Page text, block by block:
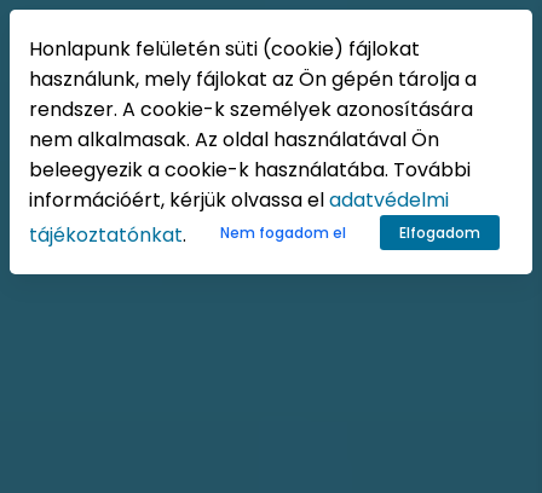
HU
Honlapunk felületén süti (cookie) fájlokat
használunk, mely fájlokat az Ön gépén tárolja a
rendszer. A cookie-k személyek azonosítására
nem alkalmasak. Az oldal használatával Ön
beleegyezik a cookie-k használatába. További
információért, kérjük olvassa eladatvédelmi
tájékoztatónkat. Nem fogadom el Elfogadom